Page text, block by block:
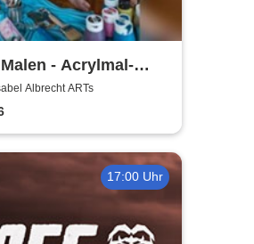
- Acrylmal-
AlbrechtAlbrecht ARTs
17:00 Uhr